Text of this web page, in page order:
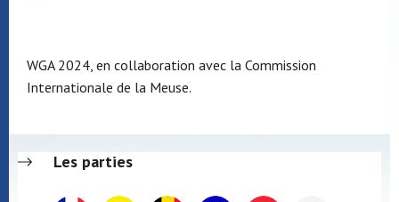
WGA 2024, en collaboration avec la Commission
Internationale de la Meuse.
Les parties